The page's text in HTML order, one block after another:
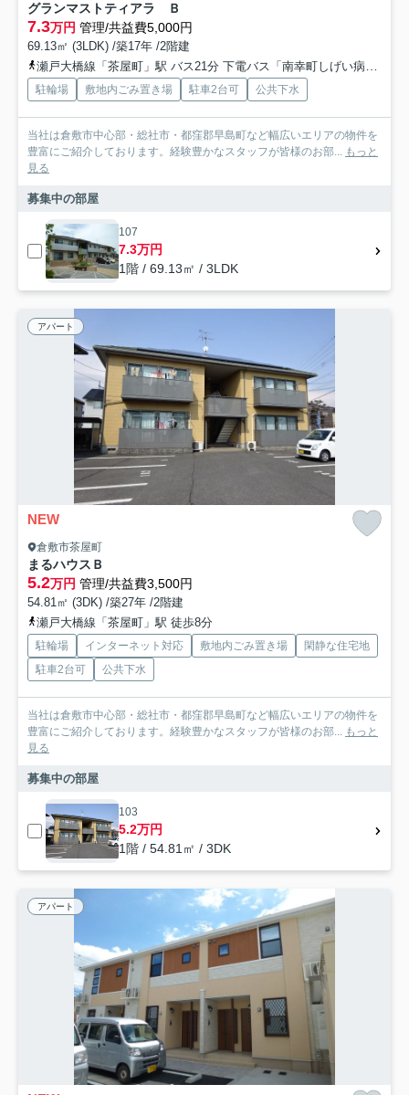
グランマストティアラ Ｂ
7.3万円 管理/共益費5,000円
69.13㎡ (3LDK) /築17年 /2階建
瀬戸大橋線「茶屋町」駅 バス21分 下電バス「南幸町しげい病院前」 停歩21分
駐輪場 敷地内ごみ置き場 駐車2台可 公共下水
当社は倉敷市中心部・総社市・都窪郡早島町など幅広いエリアの物件を
豊富にご紹介しております。経験豊かなスタッフが皆様のお部... もっと
見る
募集中の部屋
107
7.3万円
1階 / 69.13㎡ / 3LDK
アパート
NEW
倉敷市茶屋町
まるハウスＢ
5.2万円 管理/共益費3,500円
54.81㎡ (3DK) /築27年 /2階建
瀬戸大橋線「茶屋町」駅 徒歩8分
駐輪場 インターネット対応 敷地内ごみ置き場
閑静な住宅地
駐車2台可
公共下水
当社は倉敷市中心部・総社市・都窪郡早島町など幅広いエリアの物件を
豊富にご紹介しております。経験豊かなスタッフが皆様のお部... もっと
見る
募集中の部屋
103
5.2万円
1階 / 54.81㎡ / 3DK
アパート